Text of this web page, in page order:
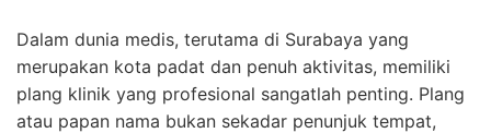
Dalam dunia medis, terutama di Surabaya yang
merupakan kota padat dan penuh aktivitas, memiliki
plang klinik yang profesional sangatlah penting. Plang
atau papan nama bukan sekadar penunjuk tempat,